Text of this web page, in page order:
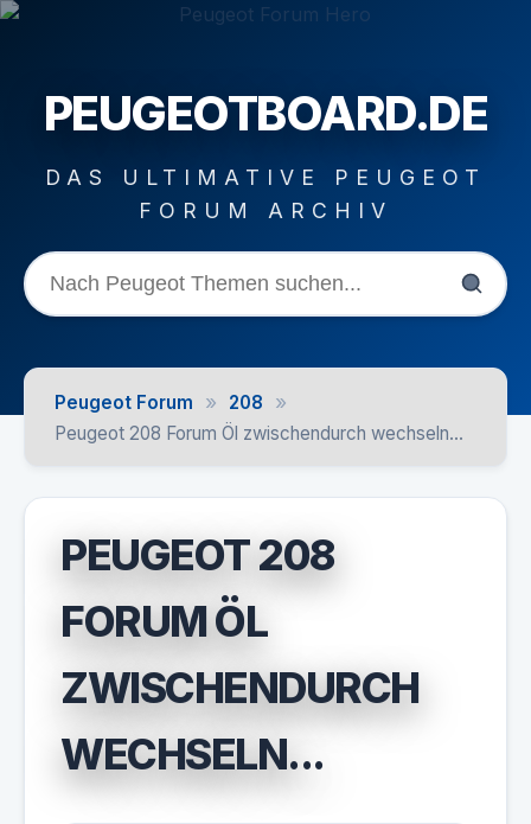
PEUGEOTBOARD.DE
DAS ULTIMATIVE PEUGEOT
FORUM ARCHIV
Peugeot Forum » 208 »
Peugeot 208 Forum Öl zwischendurch wechseln...
PEUGEOT 208
FORUM ÖL
ZWISCHENDURCH
WECHSELN...